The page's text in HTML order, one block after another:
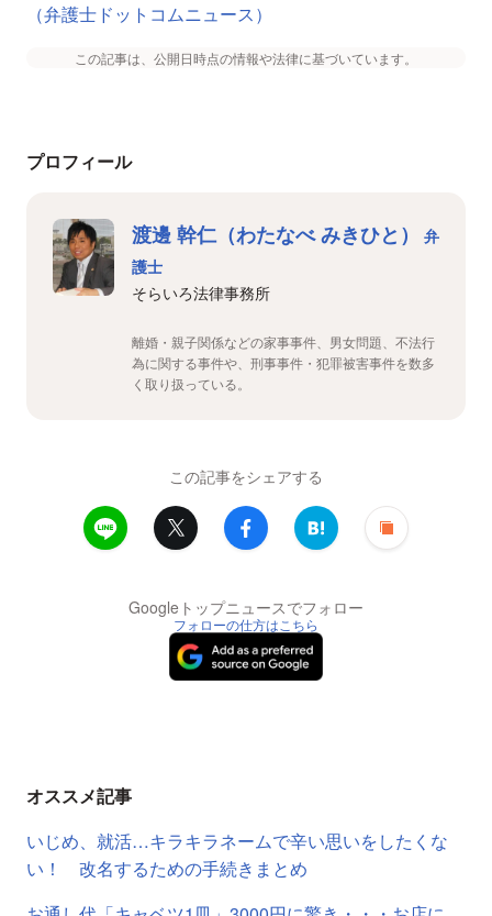
（弁護士ドットコムニュース）
この記事は、公開日時点の情報や法律に基づいています。
プロフィール
渡邊 幹仁（わたなべ みきひと）
弁
護士
そらいろ法律事務所
離婚・親子関係などの家事事件、男女問題、不法行
為に関する事件や、刑事事件・犯罪被害事件を数多
く取り扱っている。
この記事をシェアする
Googleトップニュースでフォロー
フォローの仕方はこちら
オススメ記事
いじめ、就活…キラキラネームで辛い思いをしたくな
い！ 改名するための手続きまとめ